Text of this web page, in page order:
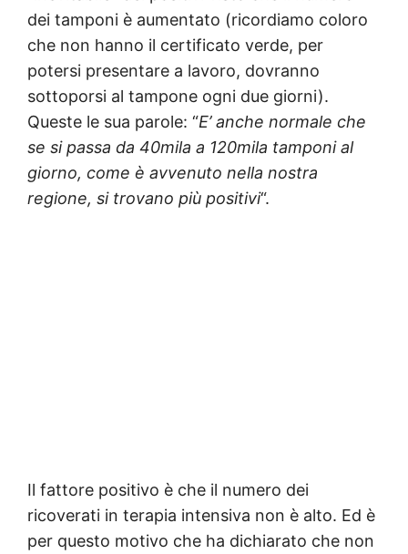
dei tamponi è aumentato (ricordiamo coloro
che non hanno il certificato verde, per
potersi presentare a lavoro, dovranno
sottoporsi al tampone ogni due giorni).
Queste le sua parole: “E’ anche normale che
se si passa da 40mila a 120mila tamponi al
giorno, come è avvenuto nella nostra
regione, si trovano più positivi“.
Il fattore positivo è che il numero dei
ricoverati in terapia intensiva non è alto. Ed è
per questo motivo che ha dichiarato che non